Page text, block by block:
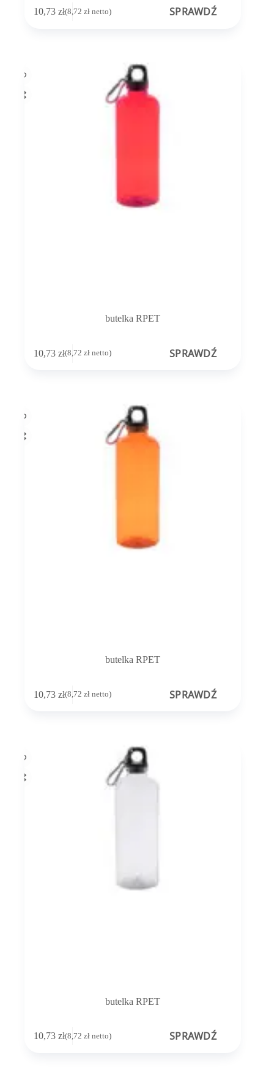
10,73zł(8,72zł netto) SPRAWDŹ
butelka RPET
10,73zł(8,72zł netto) SPRAWDŹ
butelka RPET
10,73zł(8,72zł netto) SPRAWDŹ
butelka RPET
10,73zł(8,72zł netto) SPRAWDŹ